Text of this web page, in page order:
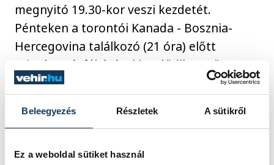
Beleegyezés Részletek A sütikről
Ez a weboldal sütiket használ
megnyitó 19.30-kor veszi kezdetét.
Pénteken a torontói Kanada - Bosznia-
Hercegovina találkozó (21 óra) előtt
szintén másfél órával kezdődik a műsor,
ahogy a magyar idő szerint szombat hajnal
Paraguay összecsapást megelőzően is.
nemzetközi hírű előadók lépnek fel: